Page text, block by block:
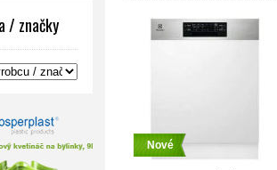
/ značky
Nové